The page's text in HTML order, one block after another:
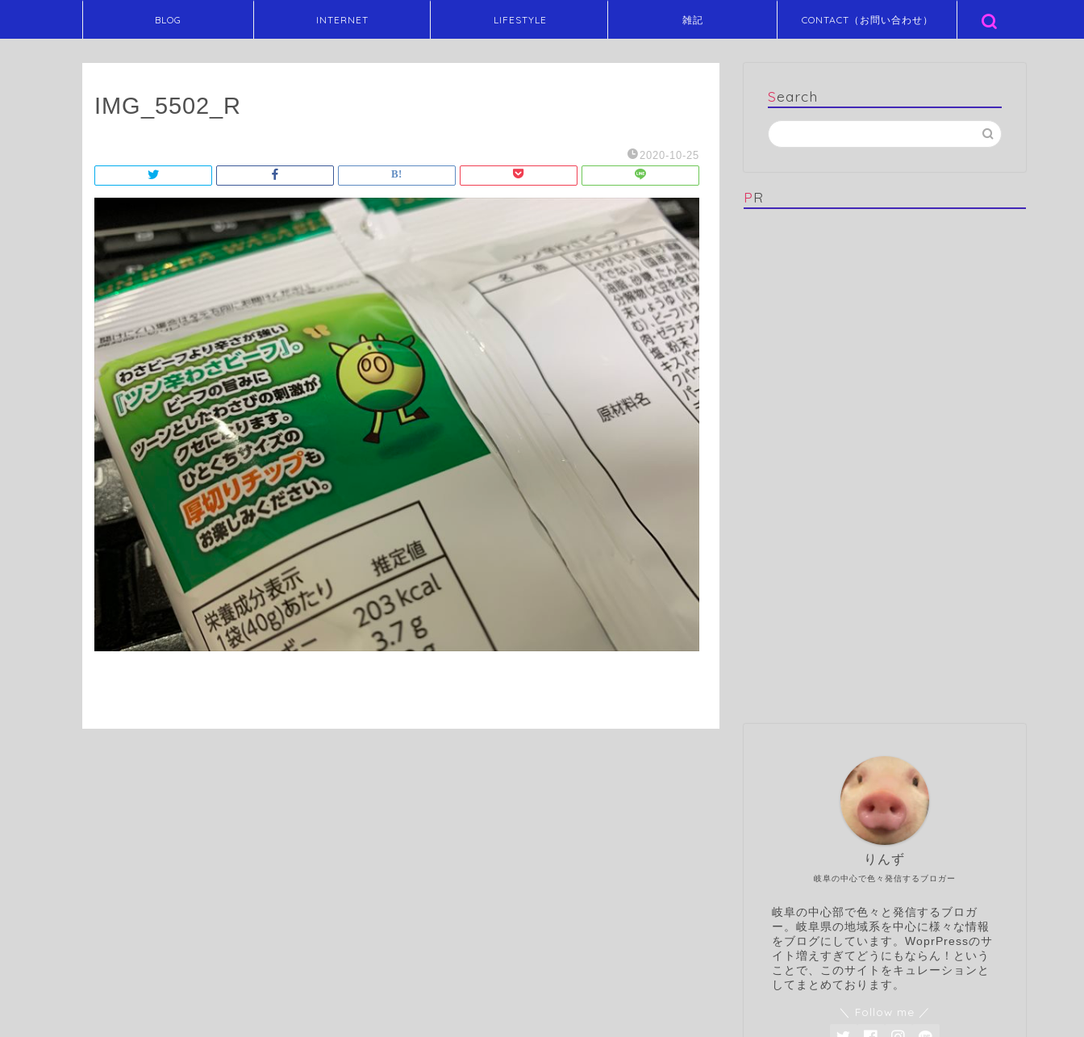
BLOG INTERNET LIFESTYLE 雑記 CONTACT（お問い合わせ）
IMG_5502_R
2020-10-25
Search
PR
岐阜の中心で色々発信するブロガー
りんず
岐阜の中心部で色々と発信するブロガ
ー。岐阜県の地域系を中心に様々な情報
をブログにしています。WoprPressのサ
イト増えすぎてどうにもならん！という
ことで、このサイトをキュレーションと
してまとめております。
＼ Follow me ／